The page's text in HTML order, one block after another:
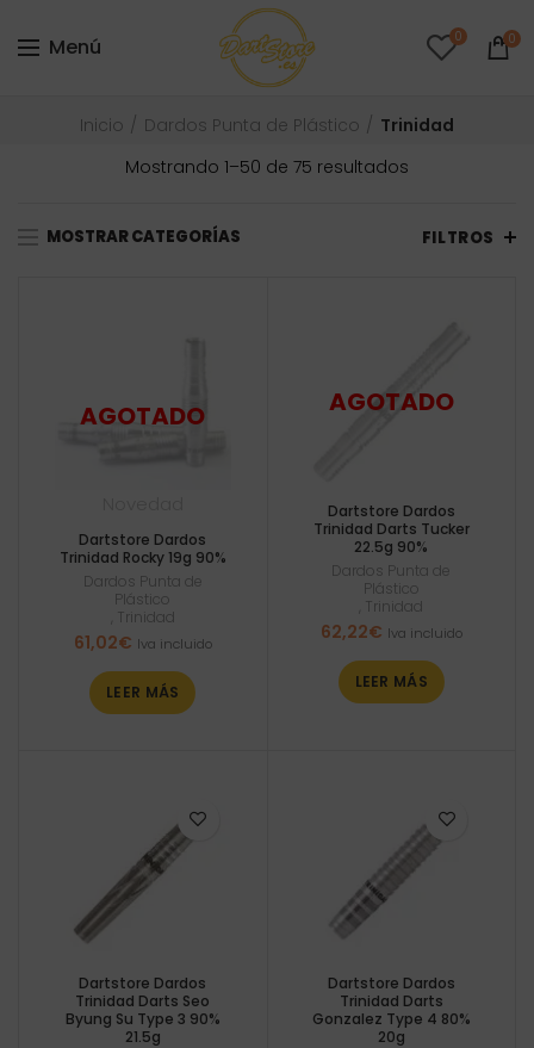
Menú 0 0
Inicio Dardos Punta de Plástico
Trinidad
Mostrando 1–50 de 75 resultados
bajo
MOSTRAR CATEGORÍAS FILTROS
Dartstore Dardos
Trinidad Rocky 19g 90%
Dardos Punta de
Plástico
Trinidad
61,02€ Iva incluido
LEER MÁS
Dartstore Dardos
Trinidad Darts Tucker
22.5g 90%
Dardos Punta de
Plástico
Trinidad
62,22€ Iva incluido
LEER MÁS
Dartstore Dardos
Trinidad Darts Seo
Byung Su Type 3 90%
21.5g
Dartstore Dardos
Trinidad Darts
Gonzalez Type 4 80%
20g